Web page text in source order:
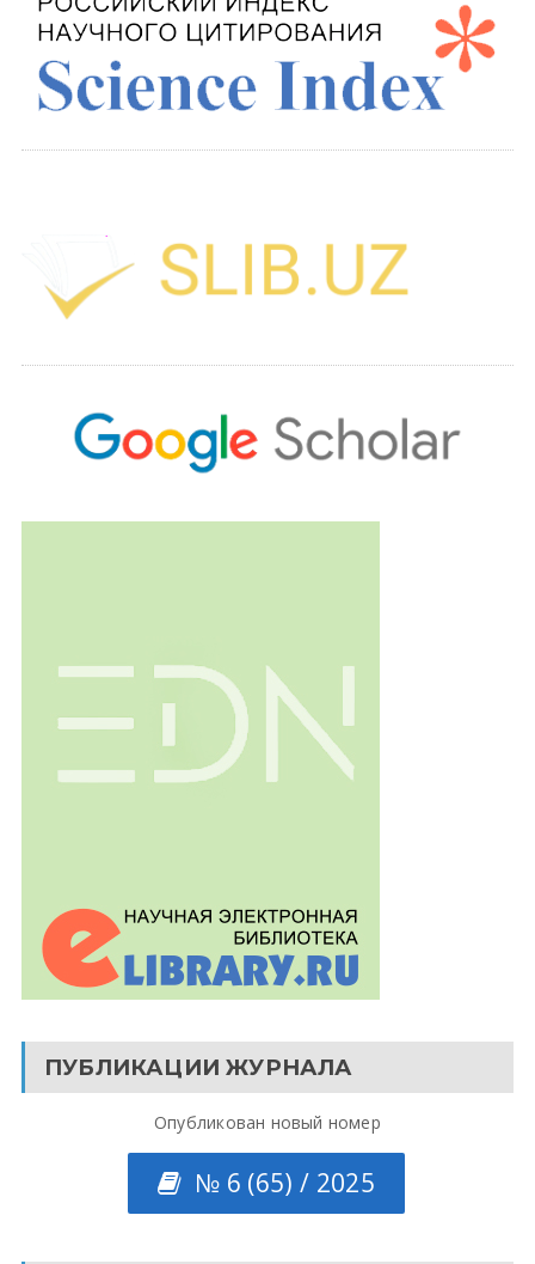
ПУБЛИКАЦИИ ЖУРНАЛА
Опубликован новый номер
№ 6 (65) / 2025